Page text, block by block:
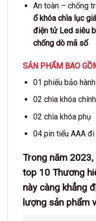
An toàn – chống
ổ khóa chìa lục
điện tử Led siêu
chống dò mã số
SẢN PHẨM BAO
01 phiếu bảo
02 chìa khóa chính
02 chìa khóa phụ
04 pin tiểu AAA
Trong năm
top 10 Thương
này càng khẳng
lượng sản phẩm